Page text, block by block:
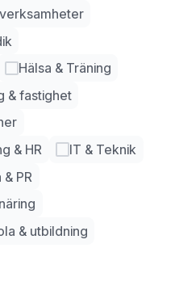
Hälsa & Träning
& fastighet
& HR
IT & Teknik
PR
& utbildning